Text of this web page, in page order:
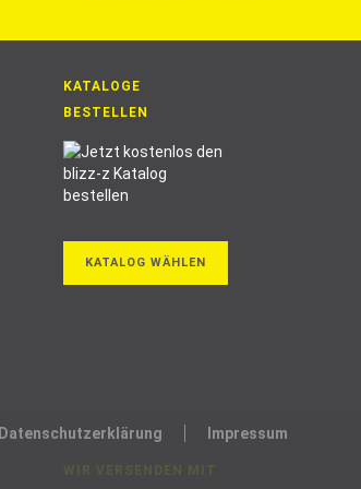
Datenschutzerklärung
Impressum
KATALOGE
BESTELLEN
KATALOG WÄHLEN